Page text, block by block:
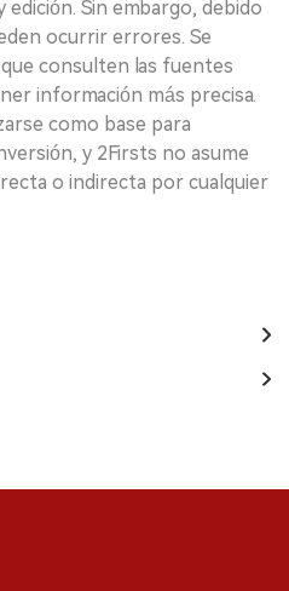
edición. Sin embargo, debido
ocurrir errores. Se
consulten las fuentes
información más precisa.
como base para
y 2Firsts no asume
o indirecta por cualquier